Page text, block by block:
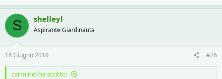
S shelleyl
Aspirante Giardinauta
18 Giugno 2010 #26
carminel ha scritto: